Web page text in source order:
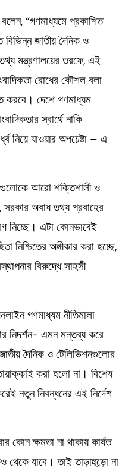
“গণমাধ্যমে প্রকাশিত
জাতীয় দৈনিক ও
মন্ত্রণালয়ের তরফে, এই
রোধের কৌশল বলা
করবে। দেশে গণমাধ্যম
স্বার্থে নাকি
নিয়ে যাওয়ার অপচেষ্টা – এ
আরো শক্তিশালী ও
সরকার অবাধ তথ্য প্রবাহের
নিচ্ছে। এটা কোনভাবেই
নিশ্চিতের অঙ্গীকার করা হচ্ছে,
বিরুদ্ধে সাহসী
গণমাধ্যম নীতিমালা
নিদর্শন- এমন মন্তব্য করে
দৈনিক ও টেলিভিশনগুলোর
করা হলো না। বিশেষ
নতুন নিবন্ধনের এই নির্দেশ
কোন ক্ষমতা না থাকায় কার্যত
থেকে যাবে। তাই তাড়াহুড়ো না